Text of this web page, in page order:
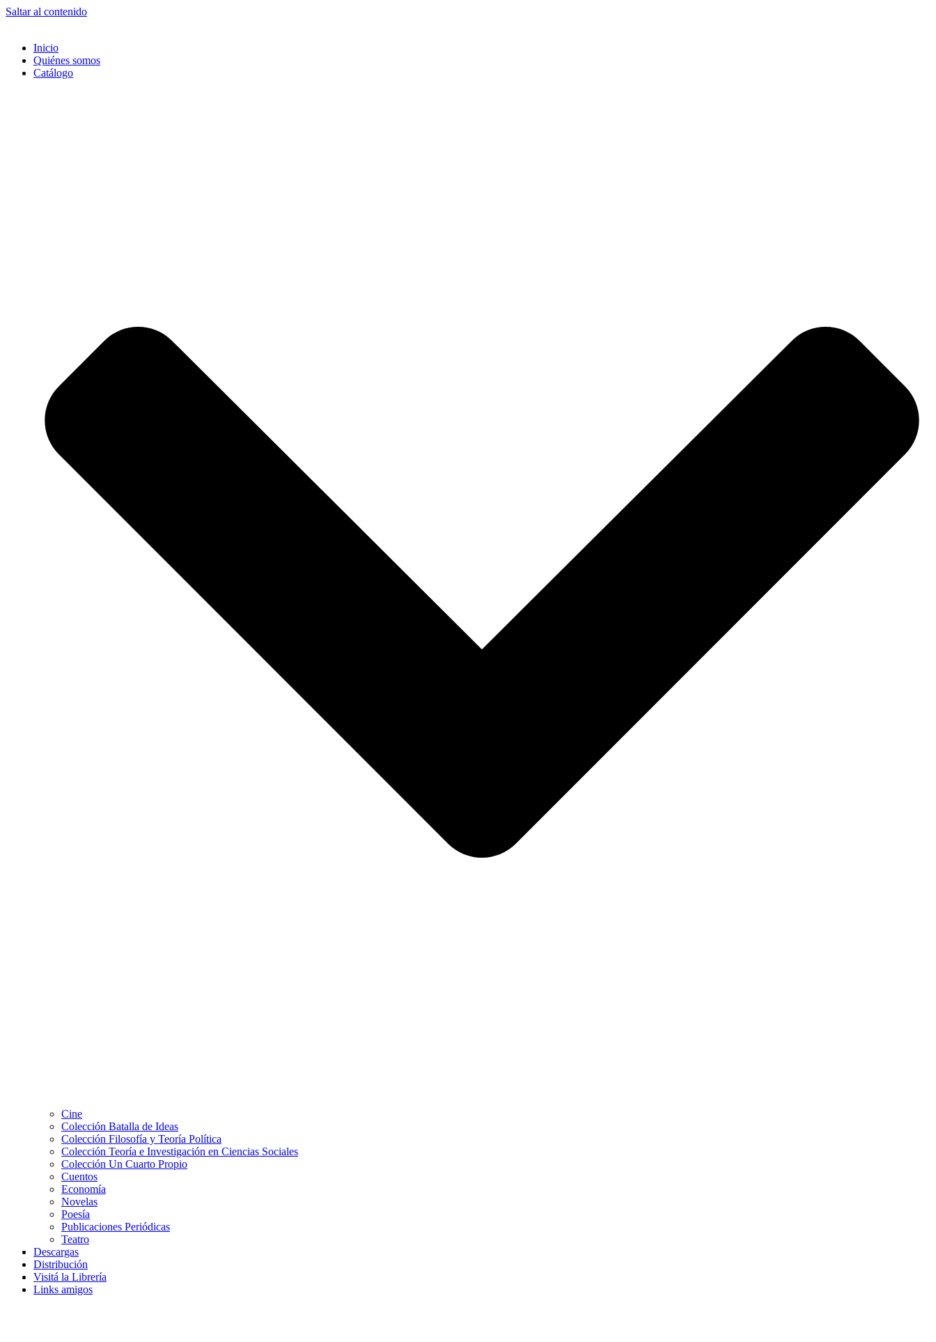
Saltar al contenido
Inicio
Quiénes somos
Catálogo
Cine
Colección Batalla de Ideas
Colección Filosofía y Teoría Política
Colección Teoría e Investigación en Ciencias Sociales
Colección Un Cuarto Propio
Cuentos
Economía
Novelas
Poesía
Publicaciones Periódicas
Teatro
Descargas
Distribución
Visitá la Librería
Links amigos